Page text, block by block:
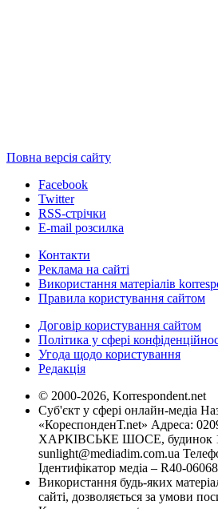
Повна версія сайту
Facebook
Twitter
RSS-стрічки
E-mail розсилка
Контакти
Реклама на сайті
Використання матеріалів
Правила користування сайтом
Договір користування сайтом
Політика у сфері
Угода щодо користування
Редакція
© 2000-2026, Korrespondent.net
Суб'єкт у сфері онлайн-медіа
«КореспонденТ.net» Адреса:
ХАРКІВСЬКЕ ШОСЕ, будинок
sunlight@mediadim.com.ua
Ідентифікатор медіа – R40-06068
Використання будь-яких
сайті, дозволяється за умови